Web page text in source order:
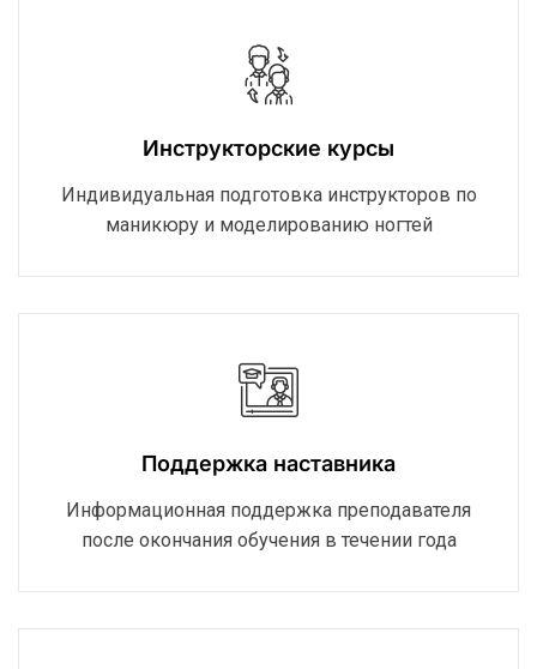
Инструкторские курсы
Индивидуальная подготовка инструкторов по
маникюру и моделированию ногтей
Поддержка наставника
Информационная поддержка преподавателя
после окончания обучения в течении года